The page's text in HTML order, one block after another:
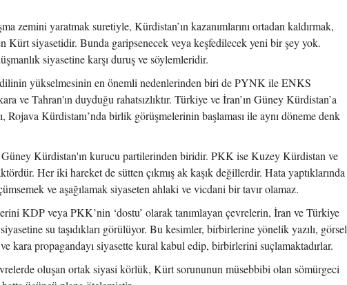
zemini yaratmak suretiyle, Kürdistan’ın kazanımlarını ortadan kaldırmak,
siyasetidir. Bunda garipsenecek veya keşfedilecek yeni bir şey yok.
siyasetine karşı duruş ve söylemleridir.
yükselmesinin en önemli nedenlerinden biri de PYNK ile ENKS
ve Tahran'ın duyduğu rahatsızlıktır. Türkiye ve İran’ın Güney Kürdistan’a
Rojava Kürdistanı’nda birlik görüşmelerinin başlaması ile aynı döneme denk
Kürdistan'ın kurucu partilerinden biridir. PKK ise Kuzey Kürdistan ve
Her iki hareket de sütten çıkmış ak kaşık değillerdir. Hata yaptıklarında
ve aşağılamak siyaseten ahlaki ve vicdani bir tavır olamaz.
KDP veya PKK’nin ‘dostu’ olarak tanımlayan çevrelerin, İran ve Türkiye
su taşıdıkları görülüyor. Bu kesimler, birbirlerine yönelik yazılı, görsel
kara propagandayı siyasette kural kabul edip, birbirlerini suçlamaktadırlar.
oluşan ortak siyasi körlük, Kürt sorununun müsebbibi olan sömürgeci